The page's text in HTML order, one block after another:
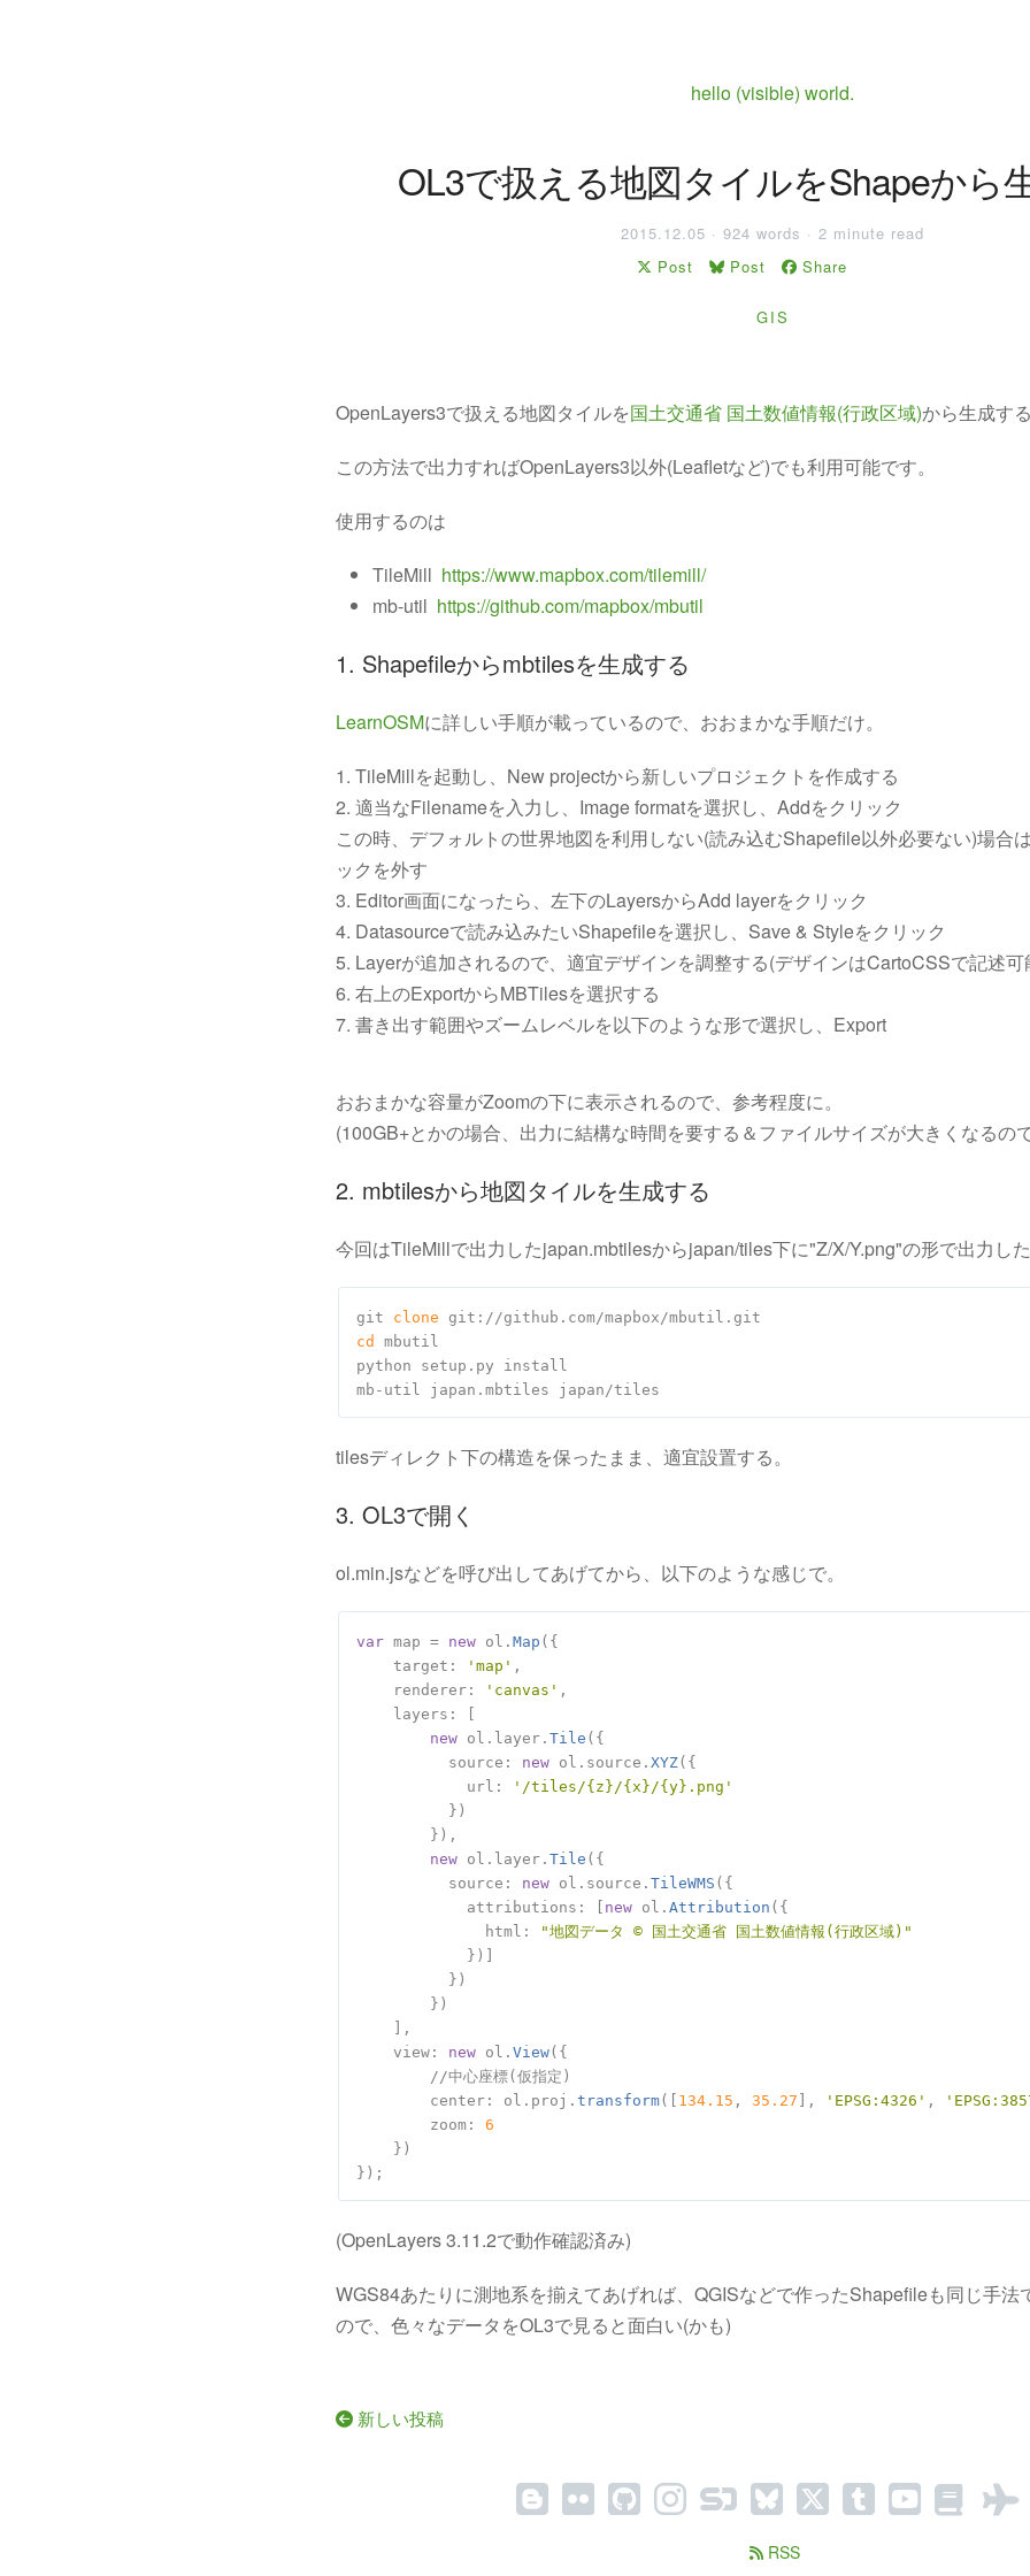
hello (visible) world.
OL3で扱える地図タイルをShapeから
2015.12.05 · 924 words · 2 minute read
Post
Post Share
GIS
OpenLayers3で扱える地図タイルを国土交通省 国土数値情報(行政区域)から生成す
この方法で出力すればOpenLayers3以外(Leafletなど)でも利用可能です。
使用するのは
TileMill https://www.mapbox.com/tilemill/
mb-util https://github.com/mapbox/mbutil
1. Shapefileからmbtilesを生成する
LearnOSMに詳しい手順が載っているので、おおまかな手順だけ。
1. TileMillを起動し、New projectから新しいプロジェクトを作成する
2. 適当なFilenameを入力し、Image formatを選択し、Addをクリック
この時、デフォルトの世界地図を利用しない(読み込むShapefile以外必要ない)場合
ックを外す
3. Editor画面になったら、左下のLayersからAdd layerをクリック
4. Datasourceで読み込みたいShapefileを選択し、Save & Styleをクリック
5. Layerが追加されるので、適宜デザインを調整する(デザインはCartoCSSで記述可
6. 右上のExportからMBTilesを選択する
7. 書き出す範囲やズームレベルを以下のような形で選択し、Export
おおまかな容量がZoomの下に表示されるので、参考程度に。
(100GB+とかの場合、出力に結構な時間を要する＆ファイルサイズが大きくなるの
2. mbtilesから地図タイルを生成する
今回はTileMillで出力したjapan.mbtilesからjapan/tiles下に"Z/X/Y.png"の形で出力した
git clone
cd
mbutil
python setup.py install
tilesディレクト下の構造を保ったまま、適宜設置する。
3. OL3で開く
ol.min.jsなどを呼び出してあげてから、以下のような感じで。
var map = new ol. Map ({
target : 'map' ,
renderer: 'canvas' ,
layers : [
new ol.layer. Tile ({
source : new ol.source. XYZ({
url :
'/tiles/{z}/{x}/{y}.png'
          })
        }),
new ol.layer. Tile ({
source : new ol.source. TileWMS ({
attributions : [ new ol. Attribution ({
html :
"地図データ © 国土交通省 国土数値情報(行政区域)"
            })]
          })
        })
    ],
view: new ol. View({
        //中心座標(仮指定)
center: ol.proj. transform([ 134.15 , 35.27 ], 'EPSG:4326' ,
zoom: 6
    })
(OpenLayers 3.11.2で動作確認済み)
WGS84あたりに測地系を揃えてあげれば、QGISなどで作ったShapefileも同じ手法
ので、色々なデータをOL3で見ると面白い(かも)
新しい投稿
RSS